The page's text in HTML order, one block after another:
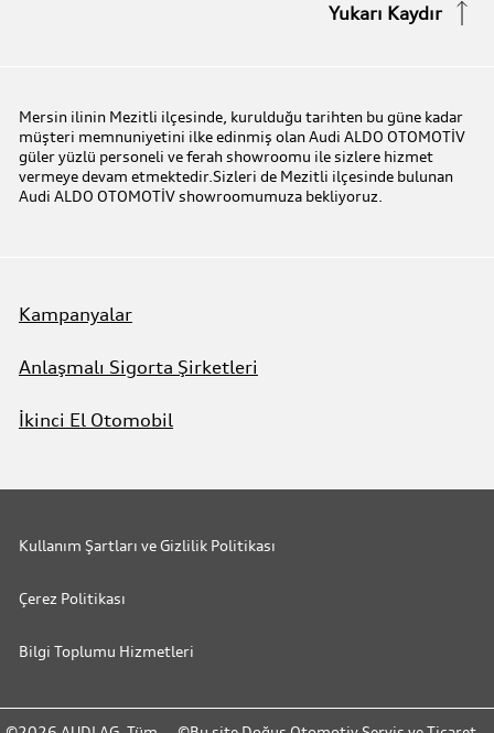
Audi Online Team
Benim Audim
Audi prime :plus
Yukarı Kaydır
Mersin ilinin Mezitli ilçesinde, kurulduğu tarihten bu güne kadar
müşteri memnuniyetini ilke edinmiş olan Audi ALDO OTOMOTİV
güler yüzlü personeli ve ferah showroomu ile sizlere hizmet
vermeye devam etmektedir.Sizleri de Mezitli ilçesinde bulunan
Audi ALDO OTOMOTİV showroomumuza bekliyoruz.
Kampanyalar
Anlaşmalı Sigorta Şirketleri
İkinci El Otomobil
Kullanım Şartları ve Gizlilik Politikası
Çerez Politikası
Bilgi Toplumu Hizmetleri